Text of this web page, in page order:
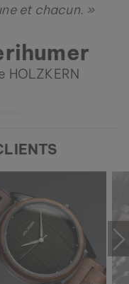
et chacun. »
HOLZKERN